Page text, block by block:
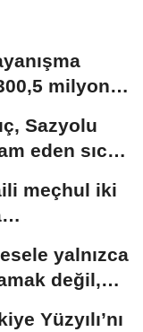
milyon
Sazyolu
eden sıcak
meçhul iki
yalnızca
değil,
Yüzyılı’nı